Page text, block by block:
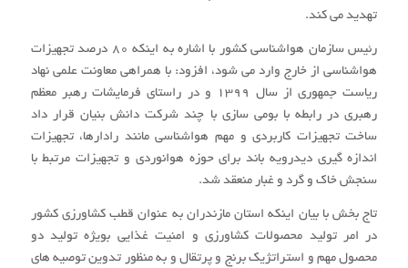
تهدید می کند.
رئیس سازمان هواشناسی کشور با اشاره به اینکه ۸۰ درصد تجهیزات
هواشناسی از خارج وارد می شود، افزود: با همراهی معاونت علمی نهاد
ریاست جمهوری از سال ۱۳۹۹ و در راستای فرمایشات رهبر معظم
رهبری در رابطه با بومی سازی با چند شرکت دانش بنیان قرار داد
ساخت تجهیزات کاربردی و مهم هواشناسی مانند رادارها، تجهیزات
اندازه گیری دیدرویه باند برای حوزه هوانوردی و تجهیزات مرتبط با
سنجش خاک و گرد و غبار منعقد شد.
تاج بخش با بیان اینکه استان مازندران به عنوان قطب کشاورزی کشور
در امر تولید محصولات کشاورزی و امنیت غذایی بویژه تولید دو
محصول مهم و استراتژیک برنج و پرتقال و به منظور تدوین توصیه های